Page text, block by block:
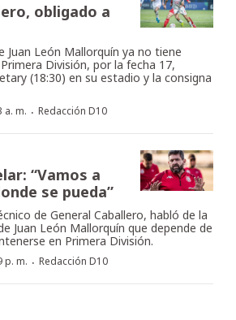
obligado a
Juan León Mallorquín ya no tiene
División, por la fecha 17,
(18:30) en su estadio y la consigna
a. m. · Redacción D10
“Vamos a
se pueda”
de General Caballero, habló de la
Juan León Mallorquín que depende de
en Primera División.
p. m. · Redacción D10